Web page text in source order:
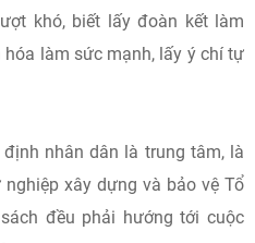
khó, biết lấy đoàn kết làm
hóa làm sức mạnh, lấy ý chí tự
nhân dân là trung tâm, là
xây dựng và bảo vệ Tổ
đều phải hướng tới cuộc